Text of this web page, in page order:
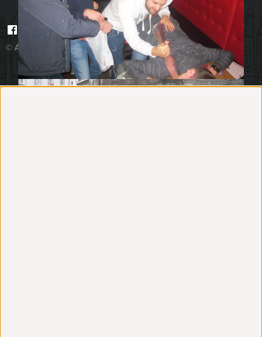
© Arnhem Excursies 2026